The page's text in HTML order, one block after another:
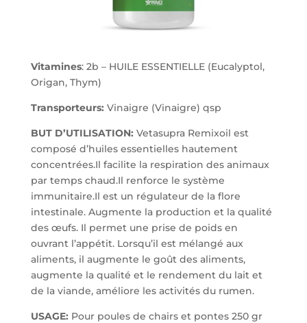
Vitamines: 2b – HUILE ESSENTIELLE (Eucalyptol,
Origan, Thym)
Transporteurs: Vinaigre (Vinaigre) qsp
BUT D’UTILISATION: Vetasupra Remixoil est
composé d’huiles essentielles hautement
concentrées.Il facilite la respiration des animaux
par temps chaud.Il renforce le système
immunitaire.Il est un régulateur de la flore
intestinale. Augmente la production et la qualité
des œufs. Il permet une prise de poids en
ouvrant l’appétit. Lorsqu’il est mélangé aux
aliments, il augmente le goût des aliments,
augmente la qualité et le rendement du lait et
de la viande, améliore les activités du rumen.
USAGE: Pour poules de chairs et pontes 250 gr